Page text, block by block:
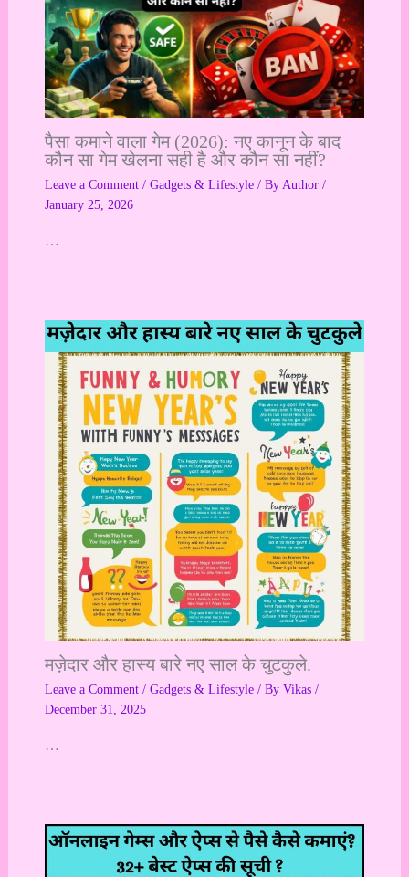
पैसा कमाने वाला गेम (2026): नए कानून के बाद
कौन सा गेम खेलना सही है और कौन सा नहीं?
Leave a Comment / Gadgets & Lifestyle/ By Author /
January 25, 2026
…
मज़ेदार और हास्य बारे नए साल के चुटकुले.
Leave a Comment / Gadgets & Lifestyle/ By Vikas /
December 31, 2025
…